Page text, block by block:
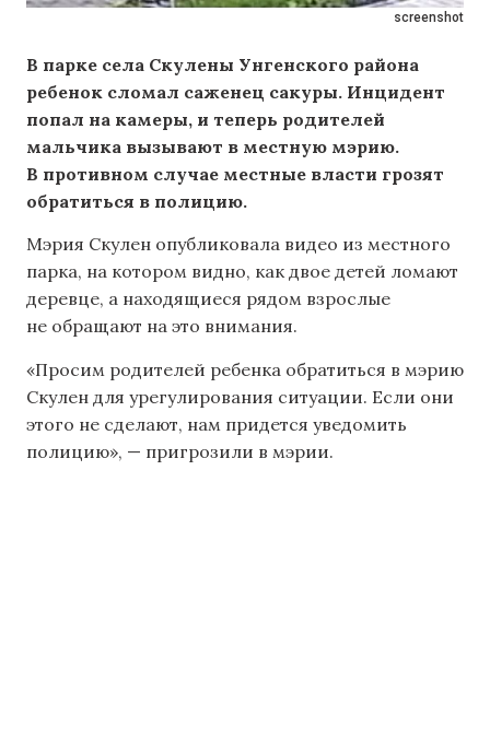
screenshot
В парке села Скулены Унгенского района
ребенок сломал саженец сакуры. Инцидент
попал на камеры, и теперь родителей
мальчика вызывают в местную мэрию.
В противном случае местные власти грозят
обратиться в полицию.
Мэрия Скулен опубликовала видео из местного
парка, на котором видно, как двое детей ломают
деревце, а находящиеся рядом взрослые
не обращают на это внимания.
«Просим родителей ребенка обратиться в мэрию
Скулен для урегулирования ситуации. Если они
этого не сделают, нам придется уведомить
полицию», — пригрозили в мэрии.